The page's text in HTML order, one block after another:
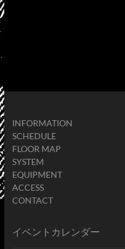
INFORMATION
SCHEDULE
FLOOR MAP
SYSTEM
EQUIPMENT
ACCESS
CONTACT
イベントカレンダー